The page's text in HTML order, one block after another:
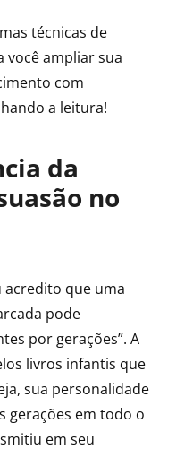
técnicas de
você ampliar sua
com
a leitura!
da
no
acredito que uma
pode
por gerações”. A
livros infantis que
sua personalidade
gerações em todo o
em seu